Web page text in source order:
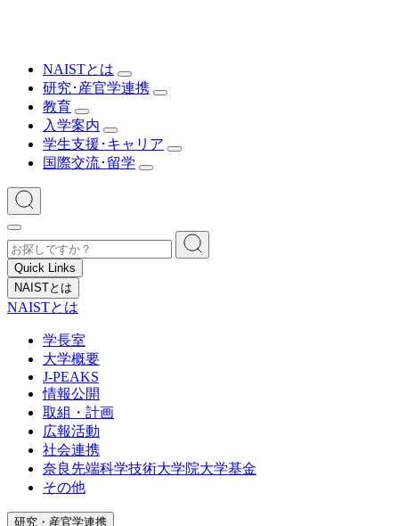
NAISTとは
研究･産官学連携
教育
入学案内
学生支援･キャリア
国際交流･留学
Quick Links
NAISTとは
NAISTとは
学長室
大学概要
J-PEAKS
情報公開
取組・計画
広報活動
社会連携
奈良先端科学技術大学院大学基金
その他
研究・産官学連携